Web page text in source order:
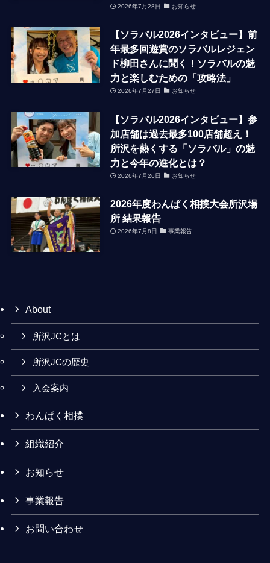
2026年7月28日 お知らせ
【ソラバル2026インタビュー】前
年最多回遊賞のソラバルレジェン
ド柳田さんに聞く！ソラバルの魅
力と楽しむための「攻略法」
2026年7月27日 お知らせ
【ソラバル2026インタビュー】参
加店舗は過去最多100店舗超え！
所沢を熱くする「ソラバル」の魅
力と今年の進化とは？
2026年7月26日 お知らせ
2026年度わんぱく相撲大会所沢場
所 結果報告
2026年7月8日 事業報告
About
所沢JCとは
所沢JCの歴史
入会案内
わんぱく相撲
組織紹介
お知らせ
事業報告
お問い合わせ